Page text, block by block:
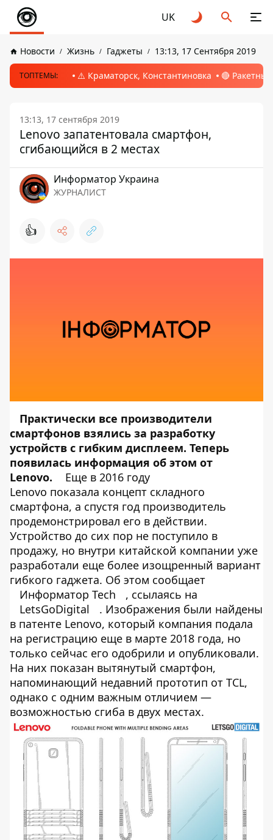
UK
Новости Жизнь Гаджеты 13:13, 17 Сентября 2019
ТОПТЕМЫ: ⚠️ Краматорск, Константиновка 🔴
13:13, 17 сентября 2019
Lenovo запатентовала смартфон,
сгибающийся в 2 местах
Информатор Украина
ЖУРНАЛИСТ
👍
Практически все производители
смартфонов взялись за разработку
устройств с гибким дисплеем. Теперь
появилась информация об этом от
Lenovo.
Еще в 2016 году
Lenovo показала концепт складного
смартфона, а спустя год производитель
продемонстрировал его в действии.
Устройство до сих пор не поступило в
продажу, но внутри китайской компании уже
разработали еще более изощренный вариант
гибкого гаджета. Об этом сообщает
Информатор Tech
, ссылаясь на
LetsGoDigital
. Изображения были найдены
в патенте Lenovo, который компания подала
на регистрацию еще в марте 2018 года, но
только сейчас его одобрили и опубликовали.
На них показан вытянутый смартфон,
напоминающий недавний прототип от TCL,
однако с одним важным отличием —
возможностью сгиба в двух местах.